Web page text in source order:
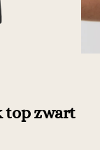
top zwart